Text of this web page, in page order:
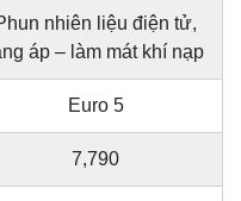
nhiên liệu điện tử,
áp – làm mát khí nạp
Euro 5
7,790